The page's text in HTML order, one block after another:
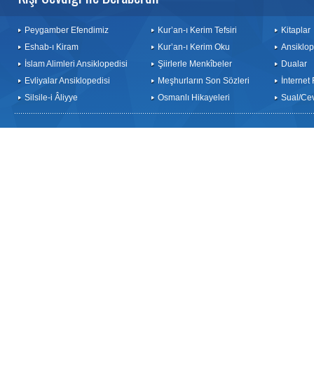
Peygamber Efendimiz
Eshab-ı Kiram
İslam Alimleri Ansiklopedisi
Evliyalar Ansiklopedisi
Silsile-i Âliyye
Kur’an-ı Kerim Tefsiri
Kur’an-ı Kerim Oku
Şiirlerle Menkîbeler
Meşhurların Son Sözleri
Osmanlı Hikayeleri
Kitaplar
Dualar
İnternet
Sual/